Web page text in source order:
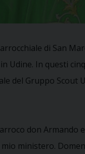
di San
Udine. In questi
del Gruppo Scout
don Armando
ministero.